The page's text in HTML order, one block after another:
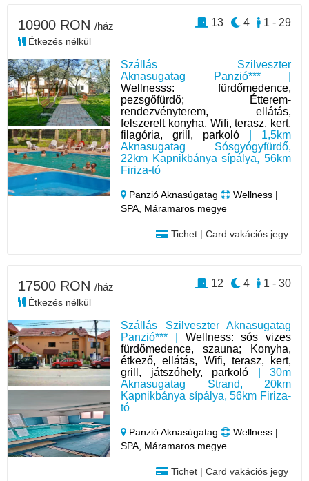
Szállás Szilveszter
Aknasugatag Panzió*** |
Wellnesss: fürdőmedence,
pezsgőfürdő; Étterem-
rendezvényterem, ellátás,
felszerelt konyha, Wifi, terasz, kert,
filagória, grill, parkoló | 1,5km
Aknasugatag Sósgyógyfürdő,
22km Kapnikbánya sípálya, 56km
Firiza-tó
Panzió Aknasúgatag
Wellness |
SPA, Máramaros megye
Tichet | Card vakációs jegy
10900 RON /ház
Étkezés nélkül
1 - 29
4
13
Szállás Szilveszter Aknasugatag
Panzió*** | Wellness: sós vizes
fürdőmedence, szauna; Konyha,
étkező, ellátás, Wifi, terasz, kert,
grill, játszóhely, parkoló | 30m
Aknasugatag Strand, 20km
Kapnikbánya sípálya, 56km Firiza-
tó
Panzió Aknasúgatag
Wellness |
SPA, Máramaros megye
Tichet | Card vakációs jegy
17500 RON /ház
Étkezés nélkül
1 - 30
4
12